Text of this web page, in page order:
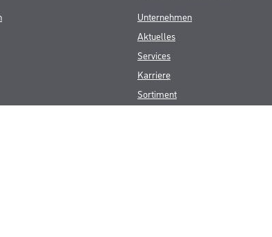
Unternehmen
Aktuelles
Services
Karriere
Sortiment